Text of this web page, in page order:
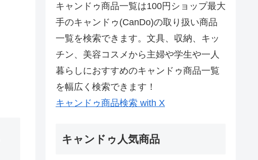
キャンドゥ商品一覧は100円ショップ最大
手のキャンドゥ(CanDo)の取り扱い商品
一覧を検索できます。文具、収納、キッ
チン、美容コスメから主婦や学生や一人
暮らしにおすすめのキャンドゥ商品一覧
を幅広く検索できます！
キャンドゥ商品検索 with X
キャンドゥ人気商品